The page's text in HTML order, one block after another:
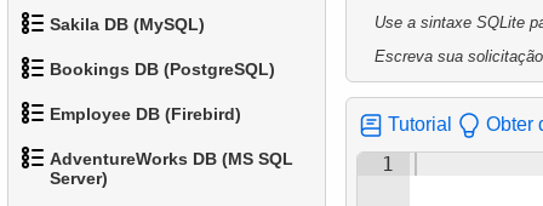
Sakila DB (MySQL)
de atores
Bookings DB (PostgreSQL)
2.Obter uma lista de
Employee DB (Firebird)
1.Exibir departamentos
AdventureWorks DB (MS SQL
Server)
desconhecido
17.Pinguins pesados
18.Pinguins com dados
Use a sintaxe SQLite
Escreva sua
Tutorial Obter
1